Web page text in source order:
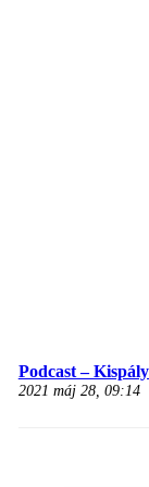
Podcast –
2021 máj 28, 09:14